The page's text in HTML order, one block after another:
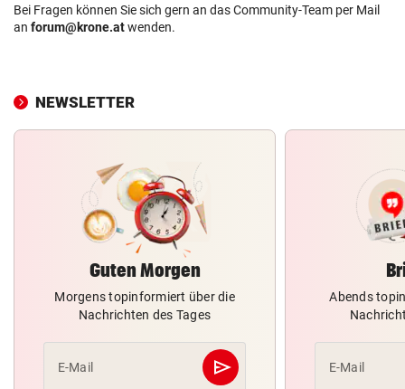
Bei Fragen können Sie sich gern an das Community-Team per Mail
an forum@krone.atwenden.
NEWSLETTER
Guten Morgen
Morgens topinformiert über die
Nachrichten des Tages
E-Mail send
Abschicken
Abends
E-Mail